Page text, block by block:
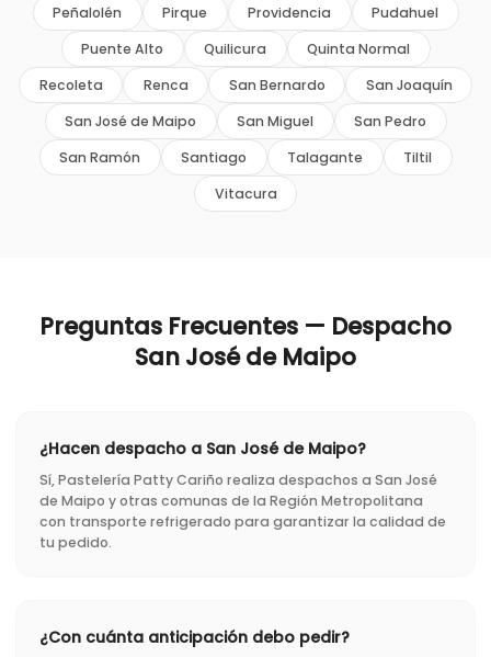
Peñalolén Pirque Providencia
Pudahuel
Puente Alto
Quilicura
Quinta Normal
Recoleta
Renca San Bernardo
San Joaquín
San José de Maipo
San Miguel
San Pedro
San Ramón
Santiago Talagante
Tiltil
Vitacura
Preguntas Frecuentes — Despacho
San José de Maipo
¿Hacen despacho a San José de Maipo?
Sí, Pastelería Patty Cariño realiza despachos a San José
de Maipo y otras comunas de la Región Metropolitana
con transporte refrigerado para garantizar la calidad de
tu pedido.
¿Con cuánta anticipación debo pedir?